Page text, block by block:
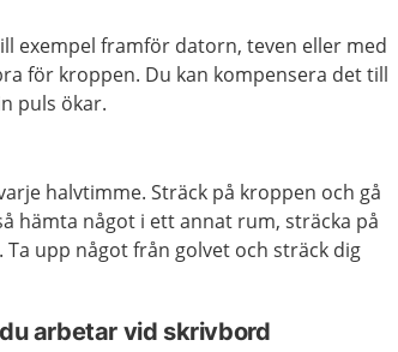
exempel framför datorn, teven eller med
för kroppen. Du kan kompensera det till
puls ökar.
halvtimme. Sträck på kroppen och gå
hämta något i ett annat rum, sträcka på
upp något från golvet och sträck dig
arbetar vid skrivbord